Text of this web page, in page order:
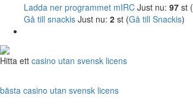
Ladda ner programmet mIRC Just nu: 97 st (
Gå till snackis Just nu: 2 st (Gå till Snackis)
Hitta ett casino utan svensk licens
bästa casino utan svensk licens